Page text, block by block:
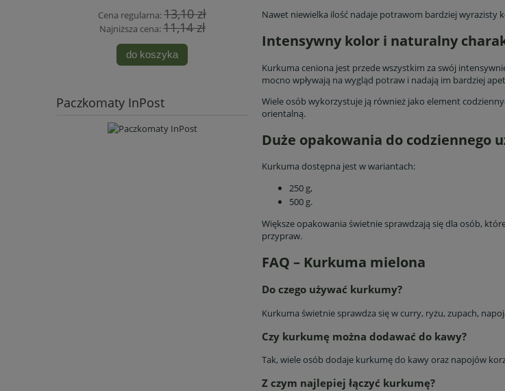
Cena regularna:13,10 zł
Najniższa cena:11,14 zł
do koszyka
Cena regularna:18,50 zł
Paczkomaty InPost
Nawet niewielka ilość nadaje potrawom bardziej wyrazisty
Intensywny kolor i naturalny
Kurkuma ceniona jest przede wszystkim za swój
mocno wpływają na wygląd potraw i nadają im bardziej
Wiele osób wykorzystuje ją również jako element
orientalną.
Duże opakowania do codziennego
Kurkuma dostępna jest w wariantach:
250 g,
500 g.
Większe opakowania świetnie sprawdzają się dla osób,
przypraw.
FAQ – Kurkuma mielona
Do czego używać kurkumy?
Kurkuma świetnie sprawdza się w curry, ryżu, zupach,
Czy kurkumę można dodawać do kawy?
Tak, wiele osób dodaje kurkumę do kawy oraz napojów
Z czym najlepiej łączyć kurkumę?